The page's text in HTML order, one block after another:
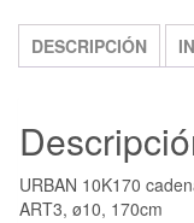
DESCRIPCIÓN
URBAN 10K170
ART3, ø10, 170cm